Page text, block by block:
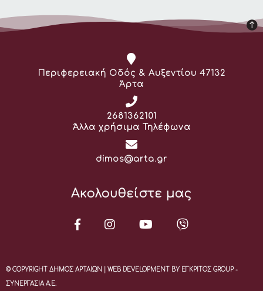
Διεύθυνση:
Περιφερειακή Οδός & Αυξεντίου 47132
Άρτα
Τηλέφωνο:
2681362101
Άλλα χρήσιμα Τηλέφωνα
Email:
dimos@arta.gr
Ακολουθείστε μας
© COPYRIGHT ΔΗΜΟΣ ΑΡΤΑΙΩΝ | WEB DEVELOPMENT BY ΕΓΚΡΙΤΟΣ GROUP -
ΣΥΝΕΡΓΑΣΙΑ Α.Ε.